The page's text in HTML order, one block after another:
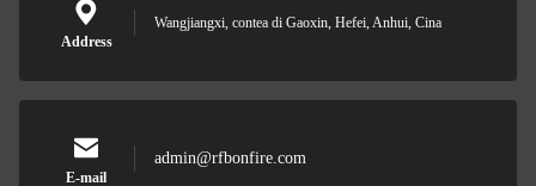
Address
Wangjiangxi, contea di Gaoxin, Hefei, Anhui, Cina
E-mail
admin@rfbonfire.com